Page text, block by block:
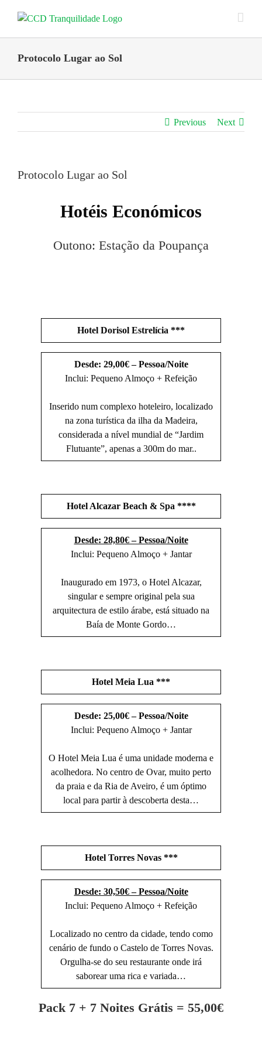
Protocolo Lugar ao Sol
Previous Next
Protocolo Lugar ao Sol
Hotéis Económicos
Outono: Estação da Poupança
Hotel Dorisol Estrelícia ***
Desde: 29,00€ – Pessoa/Noite
Inclui: Pequeno Almoço + Refeição
Inserido num complexo hoteleiro, localizado
na zona turística da ilha da Madeira,
considerada a nível mundial de “Jardim
Flutuante”, apenas a 300m do mar..
Hotel Alcazar Beach & Spa ****
Desde: 28,80€ – Pessoa/Noite
Inclui: Pequeno Almoço + Jantar
Inaugurado em 1973, o Hotel Alcazar,
singular e sempre original pela sua
arquitectura de estilo árabe, está situado na
Baía de Monte Gordo…
Hotel Meia Lua ***
Desde: 25,00€ – Pessoa/Noite
Inclui: Pequeno Almoço + Jantar
O Hotel Meia Lua é uma unidade moderna e
acolhedora. No centro de Ovar, muito perto
da praia e da Ria de Aveiro, é um óptimo
local para partir à descoberta desta…
Hotel Torres Novas ***
Desde: 30,50€ – Pessoa/Noite
Inclui: Pequeno Almoço + Refeição
Localizado no centro da cidade, tendo como
cenário de fundo o Castelo de Torres Novas.
Orgulha-se do seu restaurante onde irá
saborear uma rica e variada…
Pack 7 + 7 Noites Grátis = 55,00€